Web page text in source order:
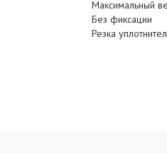
Максимальный
Без фиксации
Резка